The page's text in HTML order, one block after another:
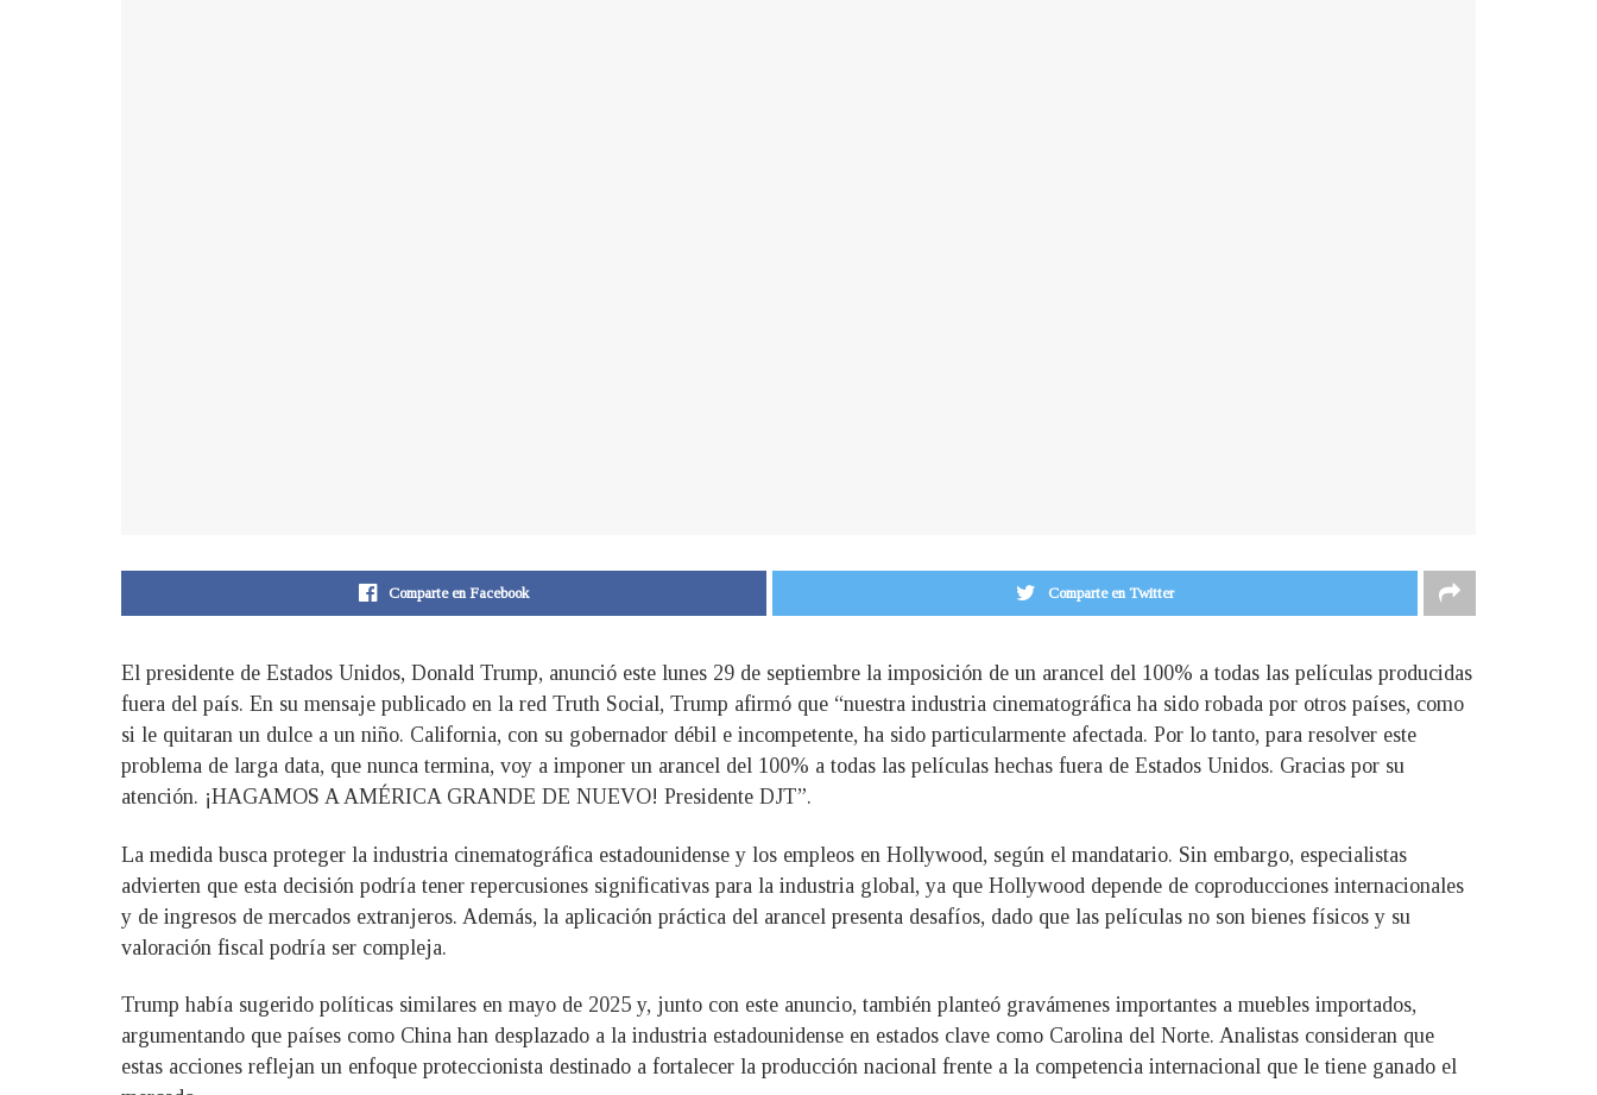
Comparte en Facebook Comparte en Twitter
El presidente de Estados Unidos, Donald Trump, anunció este lunes 29 de septiembre la imposición de un arancel del 100% a todas las películas producidas
fuera del país. En su mensaje publicado en la red Truth Social, Trump afirmó que “nuestra industria cinematográfica ha sido robada por otros países, como
si le quitaran un dulce a un niño. California, con su gobernador débil e incompetente, ha sido particularmente afectada. Por lo tanto, para resolver este
problema de larga data, que nunca termina, voy a imponer un arancel del 100% a todas las películas hechas fuera de Estados Unidos. Gracias por su
atención. ¡HAGAMOS A AMÉRICA GRANDE DE NUEVO! Presidente DJT”.
La medida busca proteger la industria cinematográfica estadounidense y los empleos en Hollywood, según el mandatario. Sin embargo, especialistas
advierten que esta decisión podría tener repercusiones significativas para la industria global, ya que Hollywood depende de coproducciones internacionales
y de ingresos de mercados extranjeros. Además, la aplicación práctica del arancel presenta desafíos, dado que las películas no son bienes físicos y su
valoración fiscal podría ser compleja.
Trump había sugerido políticas similares en mayo de 2025 y, junto con este anuncio, también planteó gravámenes importantes a muebles importados,
argumentando que países como China han desplazado a la industria estadounidense en estados clave como Carolina del Norte. Analistas consideran que
estas acciones reflejan un enfoque proteccionista destinado a fortalecer la producción nacional frente a la competencia internacional que le tiene ganado el